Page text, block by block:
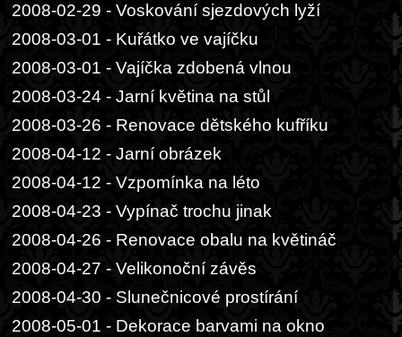
2008-02-29 - Voskování sjezdových lyží
2008-03-01 - Kuřátko ve vajíčku
2008-03-01 - Vajíčka zdobená vlnou
2008-03-24 - Jarní květina na stůl
2008-03-26 - Renovace dětského kufříku
2008-04-12 - Jarní obrázek
2008-04-12 - Vzpomínka na léto
2008-04-23 - Vypínač trochu jinak
2008-04-26 - Renovace obalu na květináč
2008-04-27 - Velikonoční závěs
2008-04-30 - Slunečnicové prostírání
2008-05-01 - Dekorace barvami na okno